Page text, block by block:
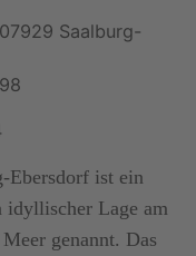
Saalburg-
Ebersdorf ist ein
Lage am
genannt. Das